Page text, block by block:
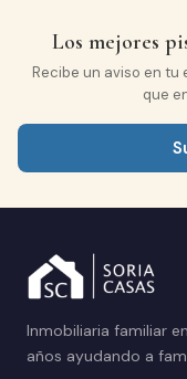
Los mejores
Recibe un aviso en tu
que
Inmobiliaria familiar
años ayudando a